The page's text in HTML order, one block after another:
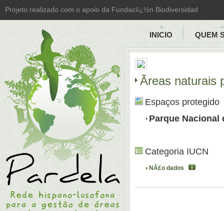
Projeto realizado com o apoio da Fundaciï¿½n Biodiversidad
INICIO QUEM
Ãreas
Espaços protegido
Parque Nacional
Categoria IUCN
NÃ£o dados